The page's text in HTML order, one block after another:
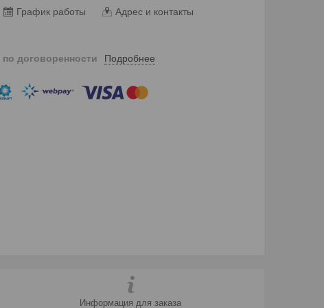
График работы Адрес и контакты
по договоренности Подробнее
Информация для заказа